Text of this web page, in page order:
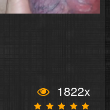
1822x